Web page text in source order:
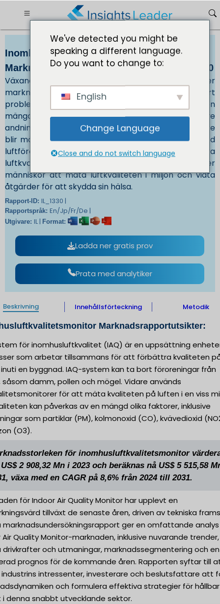
Inomhusluftkvalitetsmonitor
Marknadsstorlek 5 515,58 miljoner USD 2030
Växande hälsoproblem och miljömedvetenhet driver
marknadstillväxten. Luftföroreningar är ett stort
problem i många delar av världen, och det orsakar en
mängd olika hälsoproblem, inklusive
andningsproblem, hjärtsjukdomar och cancer. Vidare
blir människor mer medvetna om hälsoriskerna med
luftföroreningar och letar efter sätt att förbättra
luftkvaliteten. Luftkvalitetsmonitorer hjälper
människor att mäta luftkvaliteten i miljön och vidta
åtgärder för att skydda sin hälsa.
Rapport-ID: IL_1330 |
Rapportspråk: En/Jp/Fr/De |
Utgivare: IL | Format:
Ladda ner gratis prov
Prata med analytiker
Beskrivning Innehållsförteckning Metodik
Marknadsrapportutsikter:
för inomhusluftkvalitet (IAQ) är en uppsättning
som arbetar tillsammans för att förbättra kvaliteten
en byggnad. IAQ-system kan ta bort föroreningar från
såsom damm, pollen och mögel. Vidare används
för att mäta kvaliteten på luften i en viss
kan påverkas av en mängd olika faktorer, inklusive
som partiklar (PM), kolmonoxid (CO), kvävedioxid
(O3).
för inomhusluftkvalitetsmonitor
2 908,32 Mn i 2023 och beräknas nå US$ 5 515,58
växa med en CAGR på 8,6% från 2024 till 2031.
för Indoor Air Quality Monitor har upplevt en
tillväxt de senaste åren, driven av tekniska
marknadsundersökningsrapport ger en omfattande
Air Quality Monitor-marknaden, inklusive nuvarande trender,
drivkrafter och utmaningar, marknadssegmentering och en
prognos för de kommande åren. Rapporten syftar till
industrins intressenter, investerare och beslutsfattare att
och formulera effektiva strategier för hållbar
i denna snabbt utvecklande sektor.
We've detected you might be
speaking a different language.
Do you want to change to:
English
Change Language
Close and do not switch language